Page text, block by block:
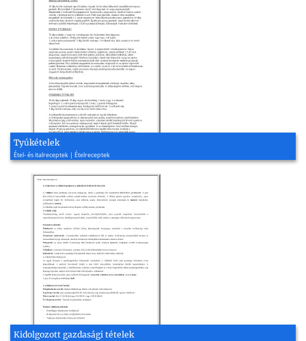
Tyúkételek
Étel- és italreceptek | Ételreceptek
Kidolgozott gazdasági tételek